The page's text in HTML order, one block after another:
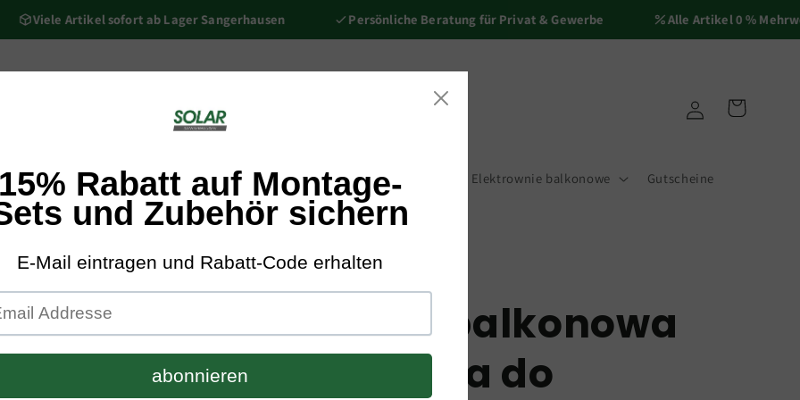
Viele Artikel sofort ab Lager Sangerhausen Persönliche Beratung für Privat & Gewerbe Alle Artikel 0 %
Kompletne pakiety Zestawy montażowe Podbudowa/akcesoria Elektrownie balkonowe Gutscheine
się
Koszyk
Solar SGH Shop
Elektrownia balkonowa
1600W gotowa do